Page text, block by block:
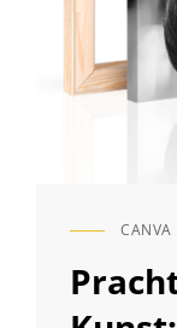
CAT
CANVA